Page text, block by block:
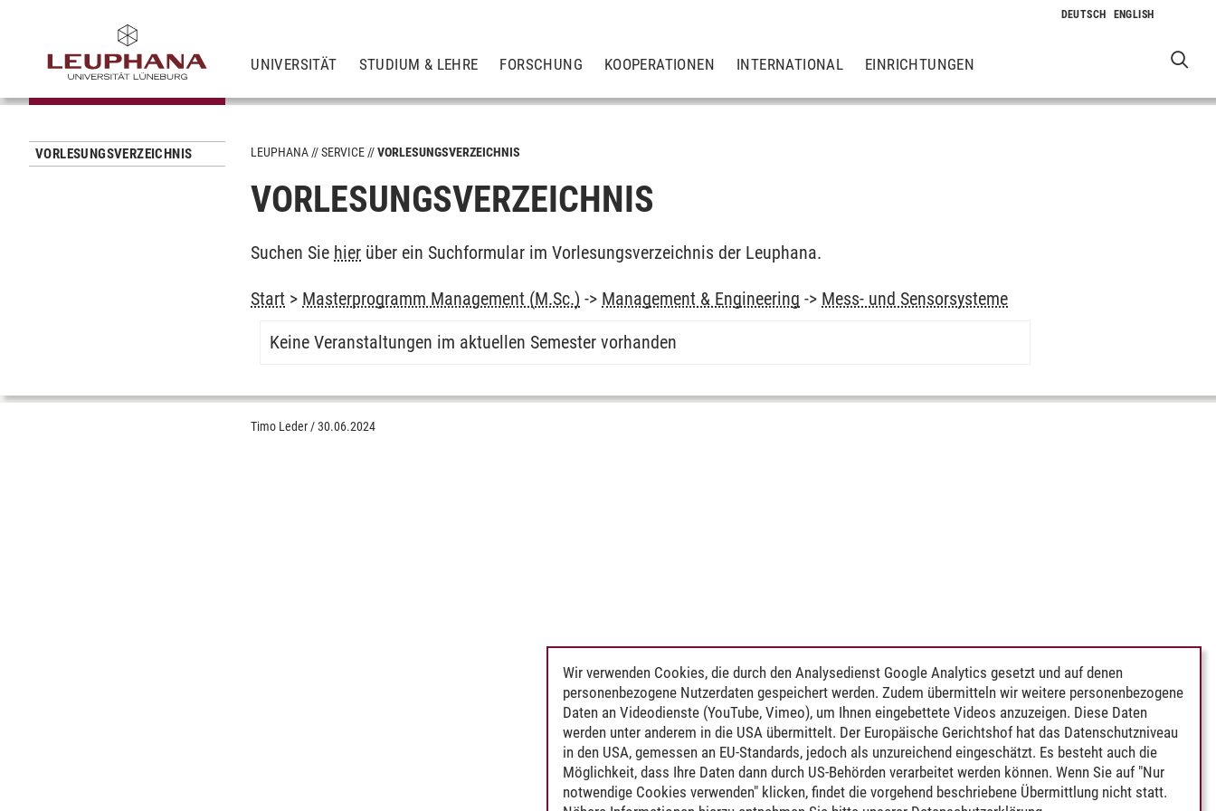
UNIVERSITÄT STUDIUM & LEHRE FORSCHUNG KOOPERATIONEN INTERNATIONAL EINRICHTUNGEN
VORLESUNGSVERZEICHNIS LEUPHANA SERVICE VORLESUNGSVERZEICHNIS
VORLESUNGSVERZEICHNIS
Suchen Sie hier über ein Suchformular im Vorlesungsverzeichnis der Leuphana.
Start > Masterprogramm Management (M.Sc.) -> Management & Engineering -> Mess- und Sensorsysteme
Keine Veranstaltungen im aktuellen Semester vorhanden
Timo Leder /30.06.2024
Wir verwenden Cookies, die durch den Analysedienst Google Analytics gesetzt und auf denen
personenbezogene Nutzerdaten gespeichert werden. Zudem übermitteln wir weitere personenbezogene
Daten an Videodienste (YouTube, Vimeo), um Ihnen eingebettete Videos anzuzeigen. Diese Daten
werden unter anderem in die USA übermittelt. Der Europäische Gerichtshof hat das Datenschutzniveau
in den USA, gemessen an EU-Standards, jedoch als unzureichend eingeschätzt. Es besteht auch die
Möglichkeit, dass Ihre Daten dann durch US-Behörden verarbeitet werden können. Wenn Sie auf "Nur
notwendige Cookies verwenden" klicken, findet die vorgehend beschriebene Übermittlung nicht statt.